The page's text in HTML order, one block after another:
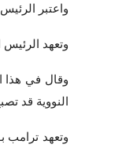
واعتبر
وتعهد
وقال في هذا
النووية قد
وتعهد ترامب